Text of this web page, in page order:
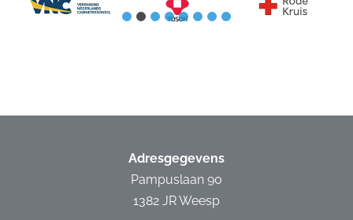
Adresgegevens
Pampuslaan 90
1382 JR Weesp